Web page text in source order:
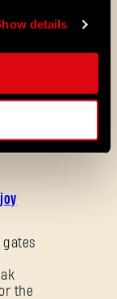
details
and
gates
the
passe oublié ?